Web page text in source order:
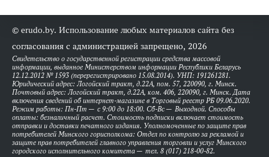
© erudo.by. Использование любых материалов сайта без
согласования с администрацией запрещено, 2026
Свидетельство о государственной регистрации средства массовой
информации, выданное Министерством информации Республики Беларусь
12.12.2012 № 1593 (перерегистрировано 15.08.2014). УНП: 191261281.
Юридический адрес: Логойский тракт, д.22А, пом. 57, 220090, г. Минск.
Почтовый адрес: Логойский тракт, д.22А, ком. 406, 220090, г. Минск. Дата
включения сведений об интернет-магазине в Торговый реестр РБ 09.06.2020.
Режим работы: Пн-Пт — с 9:00 до 18:00. Сб-Вс — Выходной. Способы
оплаты: безналичный расчет. Стоимость подписки включает стоимость
отправки и доставки печатного издания. Уполномоченные по защите прав
потребителей Минского горисполкома: Отдел по контролю за рекламой и
защите прав потребителей главного управления торговли и услуг Минского
городского исполнительного комитета — тел. 8 (017) 218-00-82.